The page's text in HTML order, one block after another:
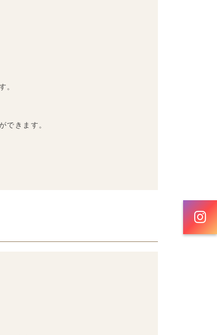
。
できます。